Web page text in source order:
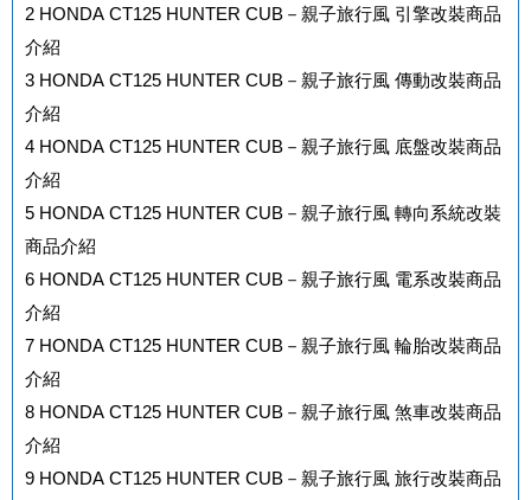
2 HONDA CT125 HUNTER CUB－親子旅行風 引擎改裝商品
介紹
3 HONDA CT125 HUNTER CUB－親子旅行風 傳動改裝商品
介紹
4 HONDA CT125 HUNTER CUB－親子旅行風 底盤改裝商品
介紹
5 HONDA CT125 HUNTER CUB－親子旅行風 轉向系統改裝
商品介紹
6 HONDA CT125 HUNTER CUB－親子旅行風 電系改裝商品
介紹
7 HONDA CT125 HUNTER CUB－親子旅行風 輪胎改裝商品
介紹
8 HONDA CT125 HUNTER CUB－親子旅行風 煞車改裝商品
介紹
9 HONDA CT125 HUNTER CUB－親子旅行風 旅行改裝商品